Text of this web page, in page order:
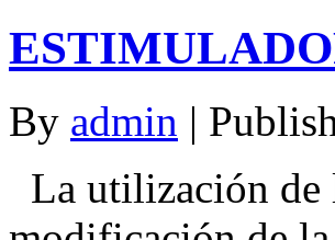
By admin |
La utilización de